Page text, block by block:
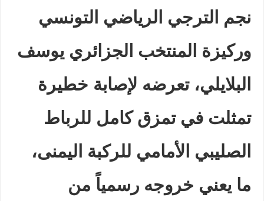
نجم الترجي الرياضي التونسي
وركيزة المنتخب الجزائري يوسف
البلايلي، تعرضه لإصابة خطيرة
تمثلت في تمزق كامل للرباط
الصليبي الأمامي للركبة اليمنى،
ما يعني خروجه رسمياً من